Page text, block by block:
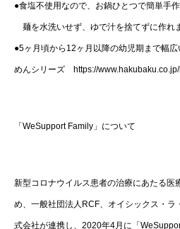
●食塩不使用なので、お鍋ひとつで簡単手作
麺を水洗いせず、ゆで汁を捨てずに作れ
●5ヶ月頃から12ヶ月以降の幼児期まで幅
めんシリーズ https://
「WeSupport Family」について
新型コロナウイルス患者の治療にあたる医
め、一般社団法人RCF、オイシックス・ラ
式会社が連携し、2020年4月に「